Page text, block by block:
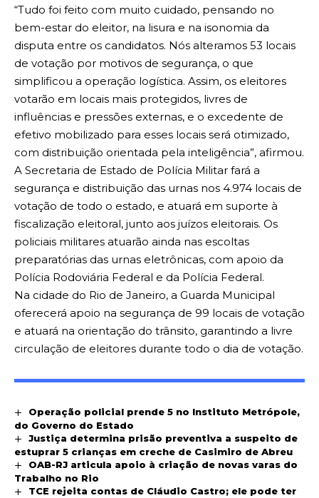
“Tudo foi feito com muito cuidado, pensando no
bem-estar do eleitor, na lisura e na isonomia da
disputa entre os candidatos. Nós alteramos 53 locais
de votação por motivos de segurança, o que
simplificou a operação logística. Assim, os eleitores
votarão em locais mais protegidos, livres de
influências e pressões externas, e o excedente de
efetivo mobilizado para esses locais será otimizado,
com distribuição orientada pela inteligência”, afirmou.
A Secretaria de Estado de Polícia Militar fará a
segurança e distribuição das urnas nos 4.974 locais de
votação de todo o estado, e atuará em suporte à
fiscalização eleitoral, junto aos juízos eleitorais. Os
policiais militares atuarão ainda nas escoltas
preparatórias das urnas eletrônicas, com apoio da
Polícia Rodoviária Federal e da Polícia Federal.
Na cidade do Rio de Janeiro, a Guarda Municipal
oferecerá apoio na segurança de 99 locais de votação
e atuará na orientação do trânsito, garantindo a livre
circulação de eleitores durante todo o dia de votação.
Operação policial prende 5 no Instituto Metrópole,
do Governo do Estado
Justiça determina prisão preventiva a suspeito de
estuprar 5 crianças em creche de Casimiro de Abreu
OAB-RJ articula apoio à criação de novas varas do
Trabalho no Rio
TCE rejeita contas de Cláudio Castro; ele pode ter